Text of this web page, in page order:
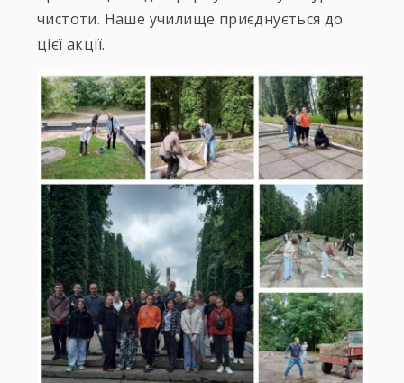
чистоти. Наше училище приєднується до
цієї акції.